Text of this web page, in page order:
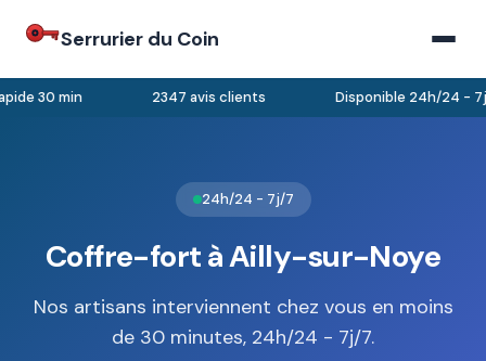
Serrurier du Coin
30 min 2347 avis clients Disponible 24h/24 - 7j/
24h/24 - 7j/7
Coffre-fort à Ailly-sur-Noye
Nos artisans interviennent chez vous en moins
de 30 minutes, 24h/24 - 7j/7.